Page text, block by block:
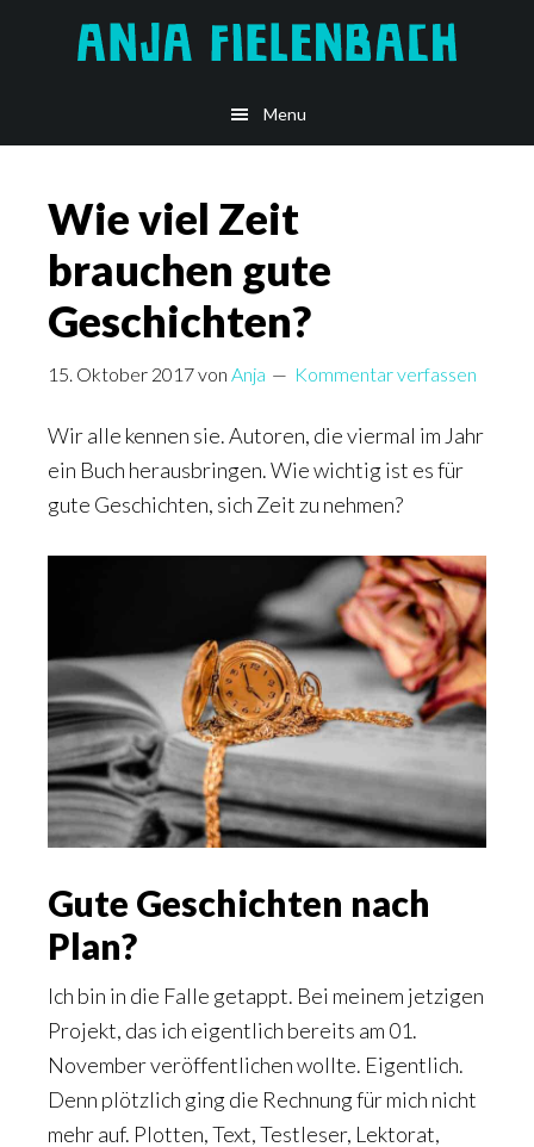
Menu
Wie viel Zeit
brauchen gute
Geschichten?
15. Oktober 2017von Anja Kommentar verfassen
Wir alle kennen sie. Autoren, die viermal im Jahr
ein Buch herausbringen. Wie wichtig ist es für
gute Geschichten, sich Zeit zu nehmen?
Gute Geschichten nach
Plan?
Ich bin in die Falle getappt. Bei meinem jetzigen
Projekt, das ich eigentlich bereits am 01.
November veröffentlichen wollte. Eigentlich.
Denn plötzlich ging die Rechnung für mich nicht
mehr auf. Plotten, Text, Testleser, Lektorat,